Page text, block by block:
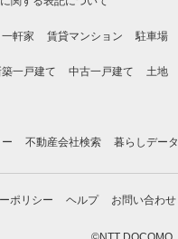
軒家 賃貸マンション 駐車場
築一戸建て 中古一戸建て 土地
不動産会社検索 暮らしデータ
ポリシー ヘルプ お問い合わせ